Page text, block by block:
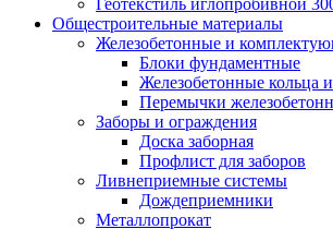
Геотекстиль иглопробивной
Общестроительные материалы
Железобетонные и
Блоки фундаментные
Железобетонные кольца
Перемычки
Заборы и ограждения
Доска заборная
Профлист для заборов
Ливнеприемные системы
Дождеприемники
Металлопрокат